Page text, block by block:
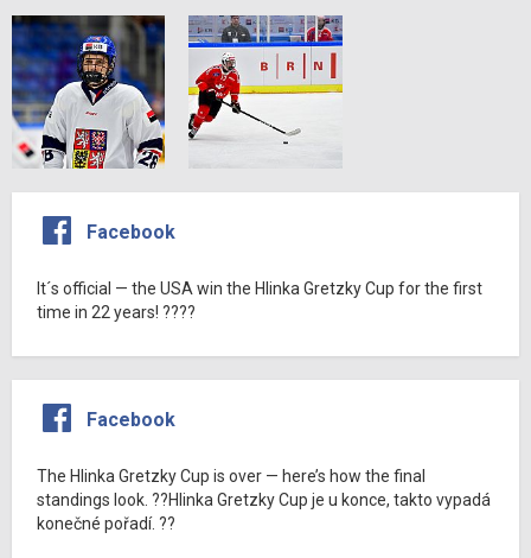
Facebook
It´s official — the USA win the Hlinka Gretzky Cup for the first
time in 22 years! ????
Facebook
The Hlinka Gretzky Cup is over — here’s how the final
standings look. ??Hlinka Gretzky Cup je u konce, takto vypadá
konečné pořadí. ??